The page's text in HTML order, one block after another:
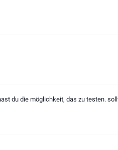
du die möglichkeit, das zu testen.